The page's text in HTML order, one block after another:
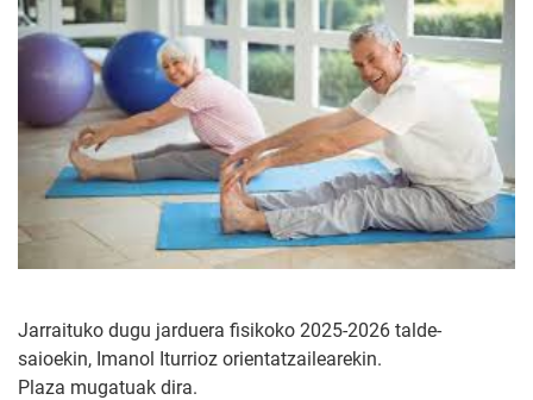
Jarraituko dugu jarduera fisikoko 2025-2026 talde-
saioekin, Imanol Iturrioz orientatzailearekin.
Plaza mugatuak dira.